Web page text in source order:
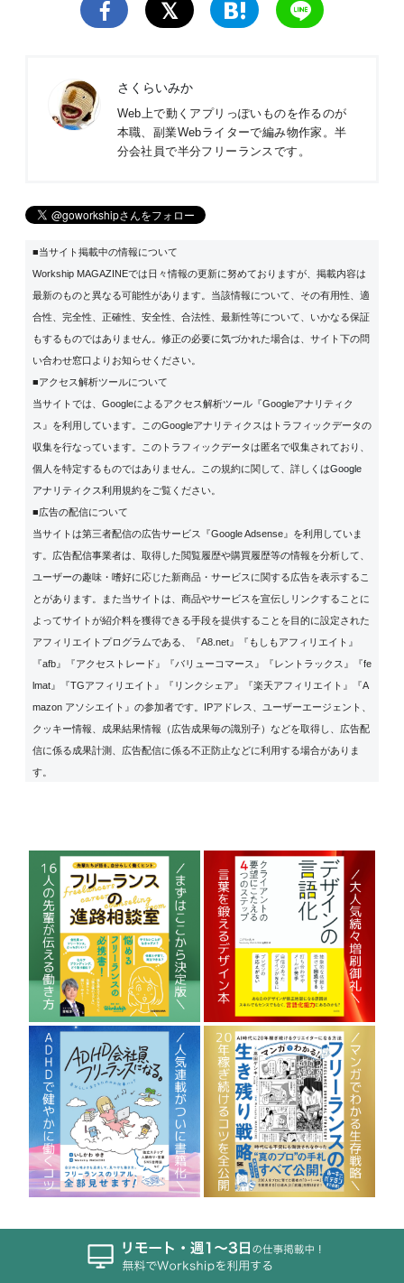
さくらいみか
Web上で動くアプリっぽいものを作るのが
本職、副業Webライターで編み物作家。半
分会社員で半分フリーランスです。
■当サイト掲載中の情報について
Workship MAGAZINEでは日々情報の更新に努めておりますが、掲載内容は
最新のものと異なる可能性があります。当該情報について、その有用性、適
合性、完全性、正確性、安全性、合法性、最新性等について、いかなる保証
もするものではありません。修正の必要に気づかれた場合は、サイト下の問
い合わせ窓口よりお知らせください。
■アクセス解析ツールについて
当サイトでは、Googleによるアクセス解析ツール『Googleアナリティク
ス』を利用しています。このGoogleアナリティクスはトラフィックデータの
収集を行なっています。このトラフィックデータは匿名で収集されており、
個人を特定するものではありません。この規約に関して、詳しくはGoogle
アナリティクス利用規約をご覧ください。
■広告の配信について
当サイトは第三者配信の広告サービス『Google Adsense』を利用していま
す。広告配信事業者は、取得した閲覧履歴や購買履歴等の情報を分析して、
ユーザーの趣味・嗜好に応じた新商品・サービスに関する広告を表示するこ
とがあります。また当サイトは、商品やサービスを宣伝しリンクすることに
よってサイトが紹介料を獲得できる手段を提供することを目的に設定された
アフィリエイトプログラムである、『A8.net』『もしもアフィリエイト』
『afb』『アクセストレード』『バリューコマース』『レントラックス』『fe
lmat』『TGアフィリエイト』『リンクシェア』『楽天アフィリエイト』『A
mazon アソシエイト』の参加者です。IPアドレス、ユーザーエージェント、
クッキー情報、成果結果情報（広告成果毎の識別子）などを取得し、広告配
信に係る成果計測、広告配信に係る不正防止などに利用する場合がありま
す。
PICKUP